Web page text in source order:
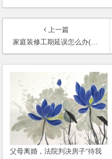
上一篇
家庭装修工期延误怎么办(2006)
父母离婚，法院判决房子“待我